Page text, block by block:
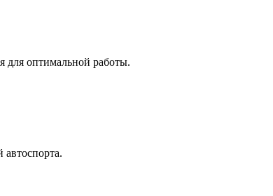
для оптимальной работы.